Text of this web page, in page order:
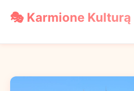
🎭 Karmione Kulturą
Książki
Zabawa